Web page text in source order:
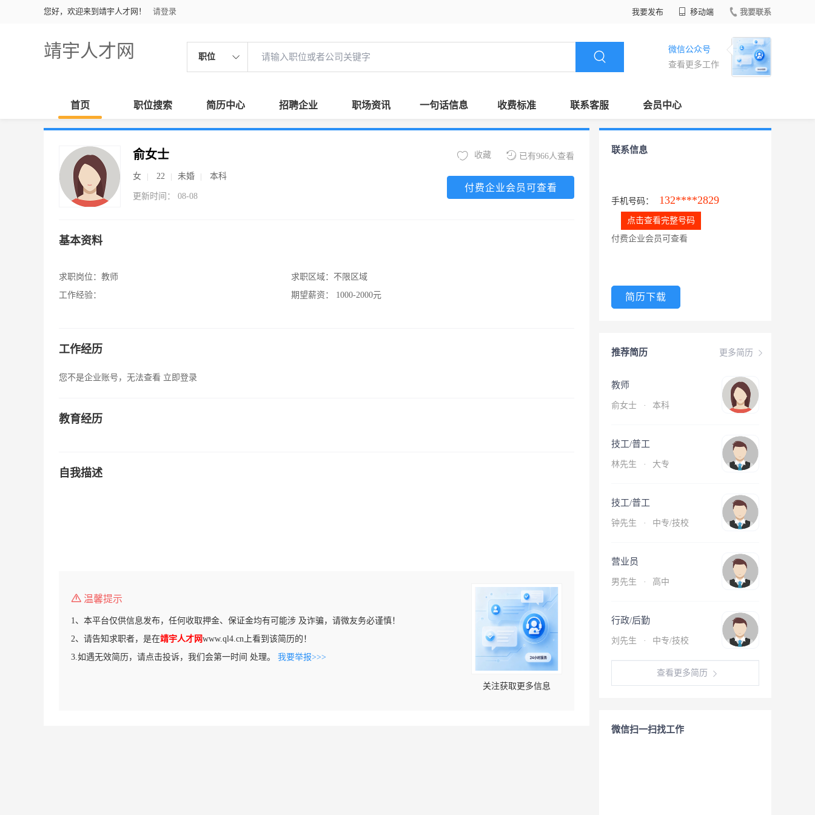
您好，欢迎来到靖宇人才网！ 请登录 我要发布 移动端 我要联系
靖宇人才网 职位
微信公众号
查看更多工作
首页 职位搜索 简历中心 招聘企业 职场资讯 一句话信息 收费标准 联系客服 会员中心
俞女士
女 22 未婚 本科
更新时间： 08-08
已有966人查看
收藏
付费企业会员可查看
基本资料
求职岗位： 教师
工作经验：
求职区域： 不限区域
期望薪资：
1000-2000元
工作经历
您不是企业账号，无法查看 立即登录
教育经历
自我描述
温馨提示
1、本平台仅供信息发布，任何收取押金、保证金均有可能涉 及诈骗，请微友务必谨慎！
2、请告知求职者，是在靖宇人才网www.ql4.cn上看到该简历的！
3.如遇无效简历，请点击投诉，我们会第一时间 处理。 我要举报>>>
关注获取更多信息
联系信息
手机号码： 132****2829
点击查看完整号码
付费企业会员可查看
简历下载
更多简历
推荐简历
教师
俞女士 · 本科
技工/普工
林先生 · 大专
技工/普工
钟先生 · 中专/技校
营业员
男先生 · 高中
行政/后勤
刘先生 · 中专/技校
查看更多简历
微信扫一扫找工作